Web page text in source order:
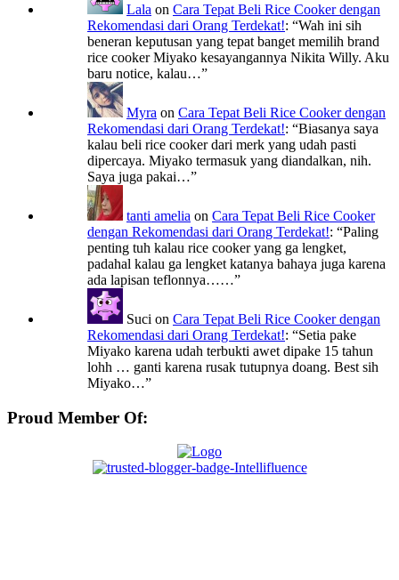
Lala on Cara Tepat Beli Rice Cooker dengan
Rekomendasi dari Orang Terdekat!: “Wah ini sih
beneran keputusan yang tepat banget memilih brand
rice cooker Miyako kesayangannya Nikita Willy. Aku
baru notice, kalau…”
Myra on Cara Tepat Beli Rice Cooker dengan
Rekomendasi dari Orang Terdekat!: “Biasanya saya
kalau beli rice cooker dari merk yang udah pasti
dipercaya. Miyako termasuk yang diandalkan, nih.
Saya juga pakai…”
tanti amelia on Cara Tepat Beli Rice Cooker
dengan Rekomendasi dari Orang Terdekat!: “Paling
penting tuh kalau rice cooker yang ga lengket,
padahal kalau ga lengket katanya bahaya juga karena
ada lapisan teflonnya……”
Suci on Cara Tepat Beli Rice Cooker dengan
Rekomendasi dari Orang Terdekat!: “Setia pake
Miyako karena udah terbukti awet dipake 15 tahun
lohh … ganti karena rusak tutupnya doang. Best sih
Miyako…”
Proud Member Of: